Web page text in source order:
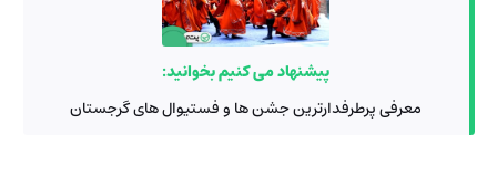
پیشنهاد می کنیم بخوانید:
معرفی پرطرفدارترین جشن ها و فستیوال های گرجستان